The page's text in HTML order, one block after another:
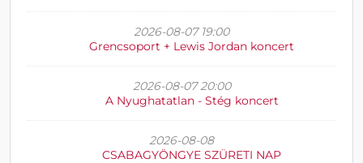
2026-08-07 19:00
Grencsoport + Lewis Jordan koncert
2026-08-07 20:00
A Nyughatatlan - Stég koncert
2026-08-08
CSABAGYÖNGYE SZÜRETI NAP